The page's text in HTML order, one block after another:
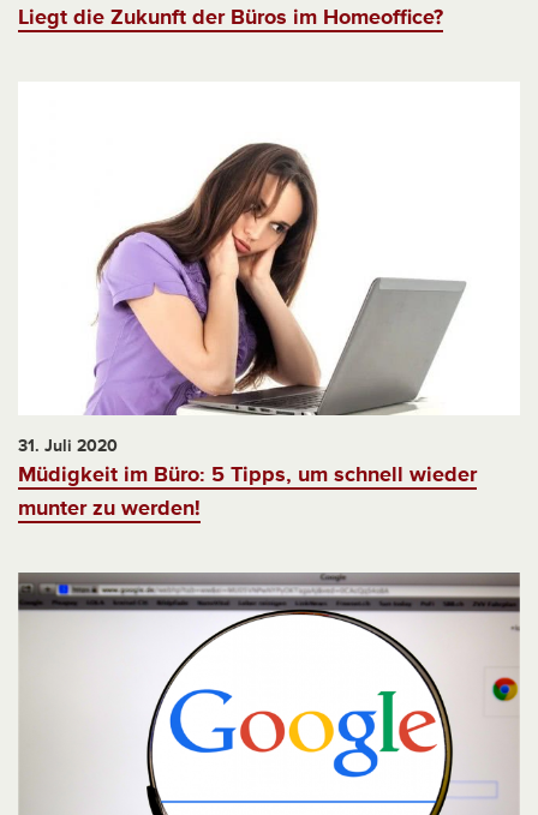
Liegt die Zukunft der Büros im Homeoffice?
31. Juli 2020
Müdigkeit im Büro: 5 Tipps, um schnell wieder
munter zu werden!